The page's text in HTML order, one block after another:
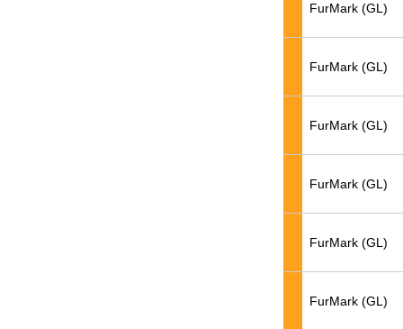
FurMark (GL)
FurMark (GL)
FurMark (GL)
FurMark (GL)
FurMark (GL)
FurMark (GL)